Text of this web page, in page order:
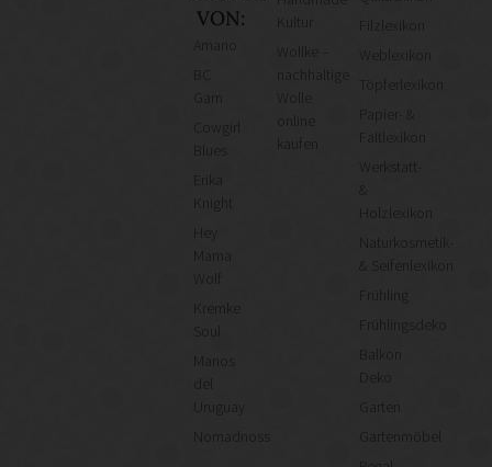
VON:
Cowgirl
Knight
Mama
Kremke
Manos
Uruguay
Nomadnoss
Kultur
Wollke –
nachhaltige
kaufen
Filzlexikon
Weblexikon
Töpferlexikon
Papier- &
Faltlexikon
Werkstatt-
&
Holzlexikon
Naturkosmetik-
& Seifenlexikon
Frühling
Frühlingsdeko
Deko
Garten
Gartenmöbel